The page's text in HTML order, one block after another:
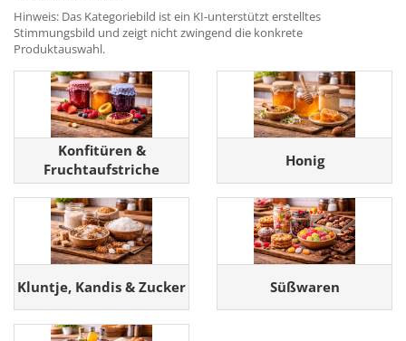
Hinweis: Das Kategoriebild ist ein KI-unterstützt erstelltes
Stimmungsbild und zeigt nicht zwingend die konkrete
Produktauswahl.
Konfitüren &
Fruchtaufstriche
Honig
Kluntje, Kandis & Zucker Süßwaren